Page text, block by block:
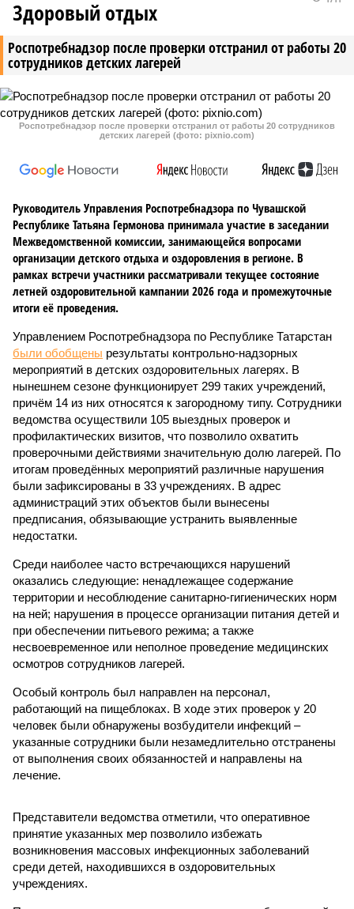
Роспотребнадзор после проверки отстранил от работы 20
сотрудников детских лагерей
Здоровый отдых
Роспотребнадзор после проверки отстранил от работы 20 сотрудников
детских лагерей (фото: pixnio.com)
Руководитель Управления Роспотребнадзора по Чувашской
Республике Татьяна Гермонова принимала участие в заседании
Межведомственной комиссии, занимающейся вопросами
организации детского отдыха и оздоровления в регионе. В
рамках встречи участники рассматривали текущее состояние
летней оздоровительной кампании 2026 года и промежуточные
итоги её проведения.
Управлением Роспотребнадзора по Республике Татарстан
были обобщены результаты контрольно-надзорных
мероприятий в детских оздоровительных лагерях. В
нынешнем сезоне функционирует 299 таких учреждений,
причём 14 из них относятся к загородному типу. Сотрудники
ведомства осуществили 105 выездных проверок и
профилактических визитов, что позволило охватить
проверочными действиями значительную долю лагерей. По
итогам проведённых мероприятий различные нарушения
были зафиксированы в 33 учреждениях. В адрес
администраций этих объектов были вынесены
предписания, обязывающие устранить выявленные
недостатки.
Среди наиболее часто встречающихся нарушений
оказались следующие: ненадлежащее содержание
территории и несоблюдение санитарно-гигиенических норм
на ней; нарушения в процессе организации питания детей и
при обеспечении питьевого режима; а также
несвоевременное или неполное проведение медицинских
осмотров сотрудников лагерей.
Особый контроль был направлен на персонал,
работающий на пищеблоках. В ходе этих проверок у 20
человек были обнаружены возбудители инфекций –
указанные сотрудники были незамедлительно отстранены
от выполнения своих обязанностей и направлены на
лечение.
Представители ведомства отметили, что оперативное
принятие указанных мер позволило избежать
возникновения массовых инфекционных заболеваний
среди детей, находившихся в оздоровительных
учреждениях.